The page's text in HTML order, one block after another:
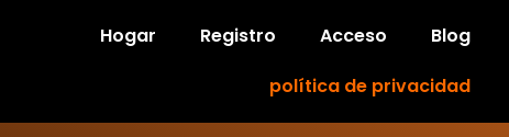
Hogar Registro Acceso
Blog
política de privacidad